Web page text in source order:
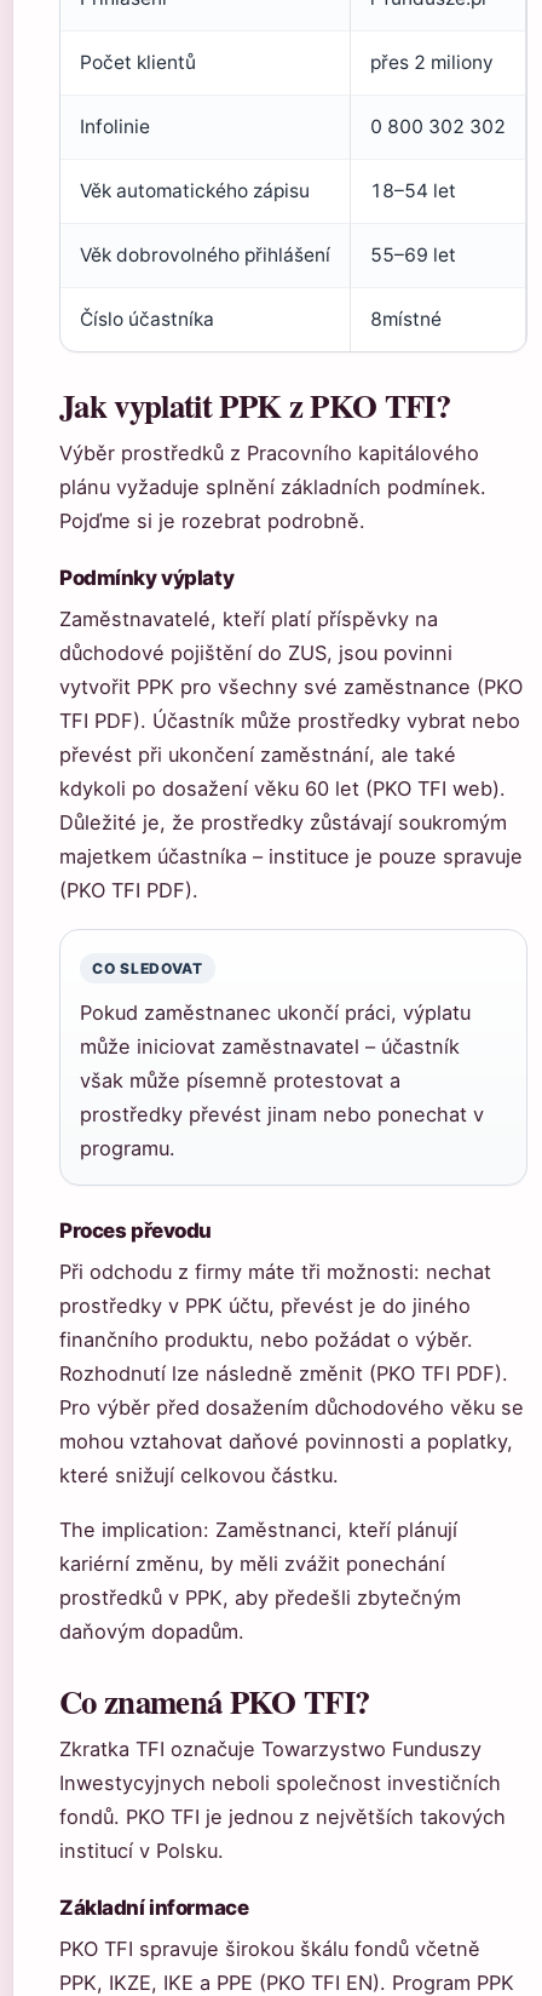
Počet klientů přes 2 miliony
Infolinie 0 800 302 302
Věk automatického zápisu 18–54 let
Věk dobrovolného přihlášení 55–69 let
Číslo účastníka 8místné
Jak vyplatit PPK z PKO TFI?
Výběr prostředků z Pracovního kapitálového
plánu vyžaduje splnění základních podmínek.
Pojďme si je rozebrat podrobně.
Podmínky výplaty
Zaměstnavatelé, kteří platí příspěvky na
důchodové pojištění do ZUS, jsou povinni
vytvořit PPK pro všechny své zaměstnance (PKO
TFI PDF). Účastník může prostředky vybrat nebo
převést při ukončení zaměstnání, ale také
kdykoli po dosažení věku 60 let (PKO TFI web).
Důležité je, že prostředky zůstávají soukromým
majetkem účastníka – instituce je pouze spravuje
(PKO TFI PDF).
CO SLEDOVAT
Pokud zaměstnanec ukončí práci, výplatu
může iniciovat zaměstnavatel – účastník
však může písemně protestovat a
prostředky převést jinam nebo ponechat v
programu.
Proces převodu
Při odchodu z firmy máte tři možnosti: nechat
prostředky v PPK účtu, převést je do jiného
finančního produktu, nebo požádat o výběr.
Rozhodnutí lze následně změnit (PKO TFI PDF).
Pro výběr před dosažením důchodového věku se
mohou vztahovat daňové povinnosti a poplatky,
které snižují celkovou částku.
The implication: Zaměstnanci, kteří plánují
kariérní změnu, by měli zvážit ponechání
prostředků v PPK, aby předešli zbytečným
daňovým dopadům.
Co znamená PKO TFI?
Zkratka TFI označuje Towarzystwo Funduszy
Inwestycyjnych neboli společnost investičních
fondů. PKO TFI je jednou z největších takových
institucí v Polsku.
Základní informace
PKO TFI spravuje širokou škálu fondů včetně
PPK, IKZE, IKE a PPE (PKO TFI EN). Program PPK